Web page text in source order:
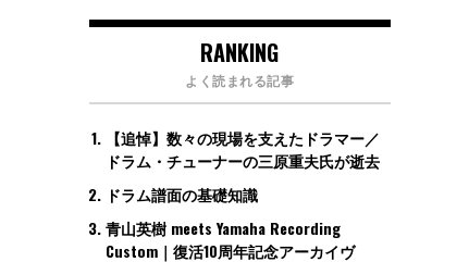
RANKING
よく読まれる記事
【追悼】数々の現場を支えたドラマー／
ドラム・チューナーの三原重夫氏が逝去
ドラム譜面の基礎知識
青山英樹 meets Yamaha Recording
Custom｜復活10周年記念アーカイヴ